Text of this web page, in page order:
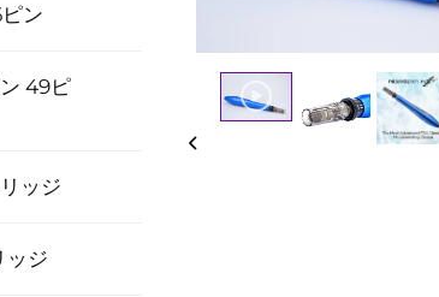
ン
49ピ
ッジ
ッジ